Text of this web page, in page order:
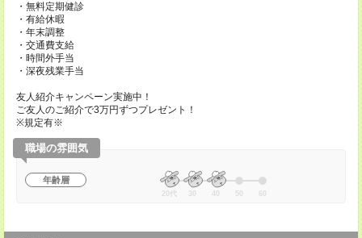
・無料定期健診
・有給休暇
・年末調整
・交通費支給
・時間外手当
・深夜残業手当
友人紹介キャンペーン実施中！
ご友人のご紹介で3万円ずつプレゼント！
※規定有※
職場の雰囲気
年齢層
20代 30 40 50 60